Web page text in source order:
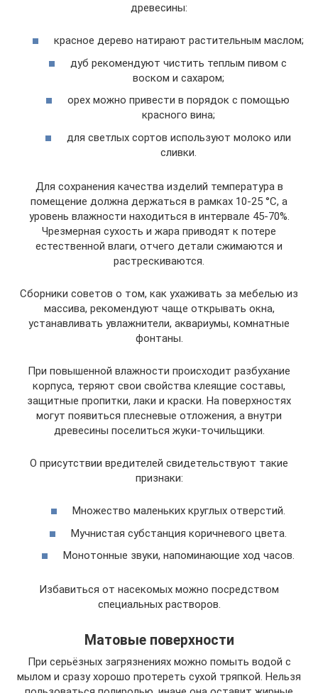
древесины:
красное дерево натирают растительным маслом;
дуб рекомендуют чистить теплым пивом с
воском и сахаром;
орех можно привести в порядок с помощью
красного вина;
для светлых сортов используют молоко или
сливки.
Для сохранения качества изделий температура в
помещение должна держаться в рамках 10-25 °C, а
уровень влажности находиться в интервале 45-70%.
Чрезмерная сухость и жара приводят к потере
естественной влаги, отчего детали сжимаются и
растрескиваются.
Сборники советов о том, как ухаживать за мебелью из
массива, рекомендуют чаще открывать окна,
устанавливать увлажнители, аквариумы, комнатные
фонтаны.
При повышенной влажности происходит разбухание
корпуса, теряют свои свойства клеящие составы,
защитные пропитки, лаки и краски. На поверхностях
могут появиться плесневые отложения, а внутри
древесины поселиться жуки-точильщики.
О присутствии вредителей свидетельствуют такие
признаки:
Множество маленьких круглых отверстий.
Мучнистая субстанция коричневого цвета.
Монотонные звуки, напоминающие ход часов.
Избавиться от насекомых можно посредством
специальных растворов.
Матовые поверхности
При серьёзных загрязнениях можно помыть водой с
мылом и сразу хорошо протереть сухой тряпкой. Нельзя